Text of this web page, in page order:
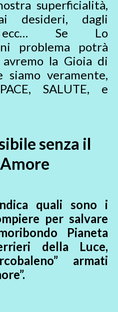
superficialità,
desideri, dagli
ecc… Se Lo
problema potrà
la Gioia di
siamo veramente,
SALUTE, e
senza il
quali sono i
per salvare
Pianeta
della Luce,
armati